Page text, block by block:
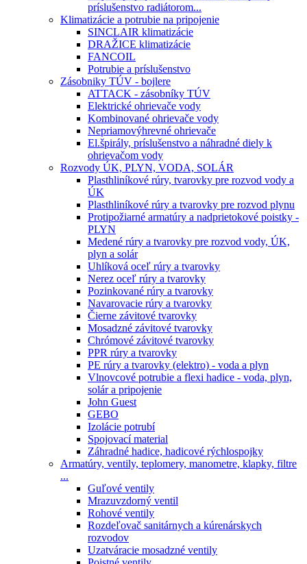
príslušenstvo radiátorom...
Klimatizácie a potrubie na pripojenie
SINCLAIR klimatizácie
DRAŽICE klimatizácie
FANCOIL
Potrubie a príslušenstvo
Zásobniky TÚV - bojlere
ATTACK - zásobníky TÚV
Elektrické ohrievače vody
Kombinované ohrievače vody
Nepriamovýhrevné ohrievače
El.špirály, príslušenstvo a náhradné diely k
ohrievačom vody
Rozvody ÚK, PLYN, VODA, SOLÁR
Plasthliníkové rúry, tvarovky pre rozvod vody a
ÚK
Plasthliníkové rúry a tvarovky pre rozvod plynu
Protipožiarné armatúry a nadprietokové poistky -
PLYN
Medené rúry a tvarovky pre rozvod vody, ÚK,
plyn a solár
Uhlíková oceľ rúry a tvarovky
Nerez oceľ rúry a tvarovky
Pozinkované rúry a tvarovky
Navarovacie rúry a tvarovky
Čierne závitové tvarovky
Mosadzné závitové tvarovky
Chrómové závitové tvarovky
PPR rúry a tvarovky
PE rúry a tvarovky (elektro) - voda a plyn
Vlnovcové potrubie a flexi hadice - voda, plyn,
solár a pripojenie
John Guest
GEBO
Izolácie potrubí
Spojovací material
Záhradné hadice, hadicové rýchlospojky
Armatúry, ventily, teplomery, manometre, klapky, filtre
...
Guľové ventily
Mrazuvzdorný ventil
Rohové ventily
Rozdeľovač sanitárnych a kúrenárskych
rozvodov
Uzatváracie mosadzné ventily